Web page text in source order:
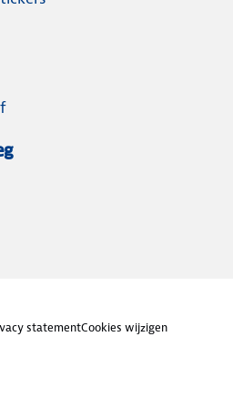
statementCookies wijzigen